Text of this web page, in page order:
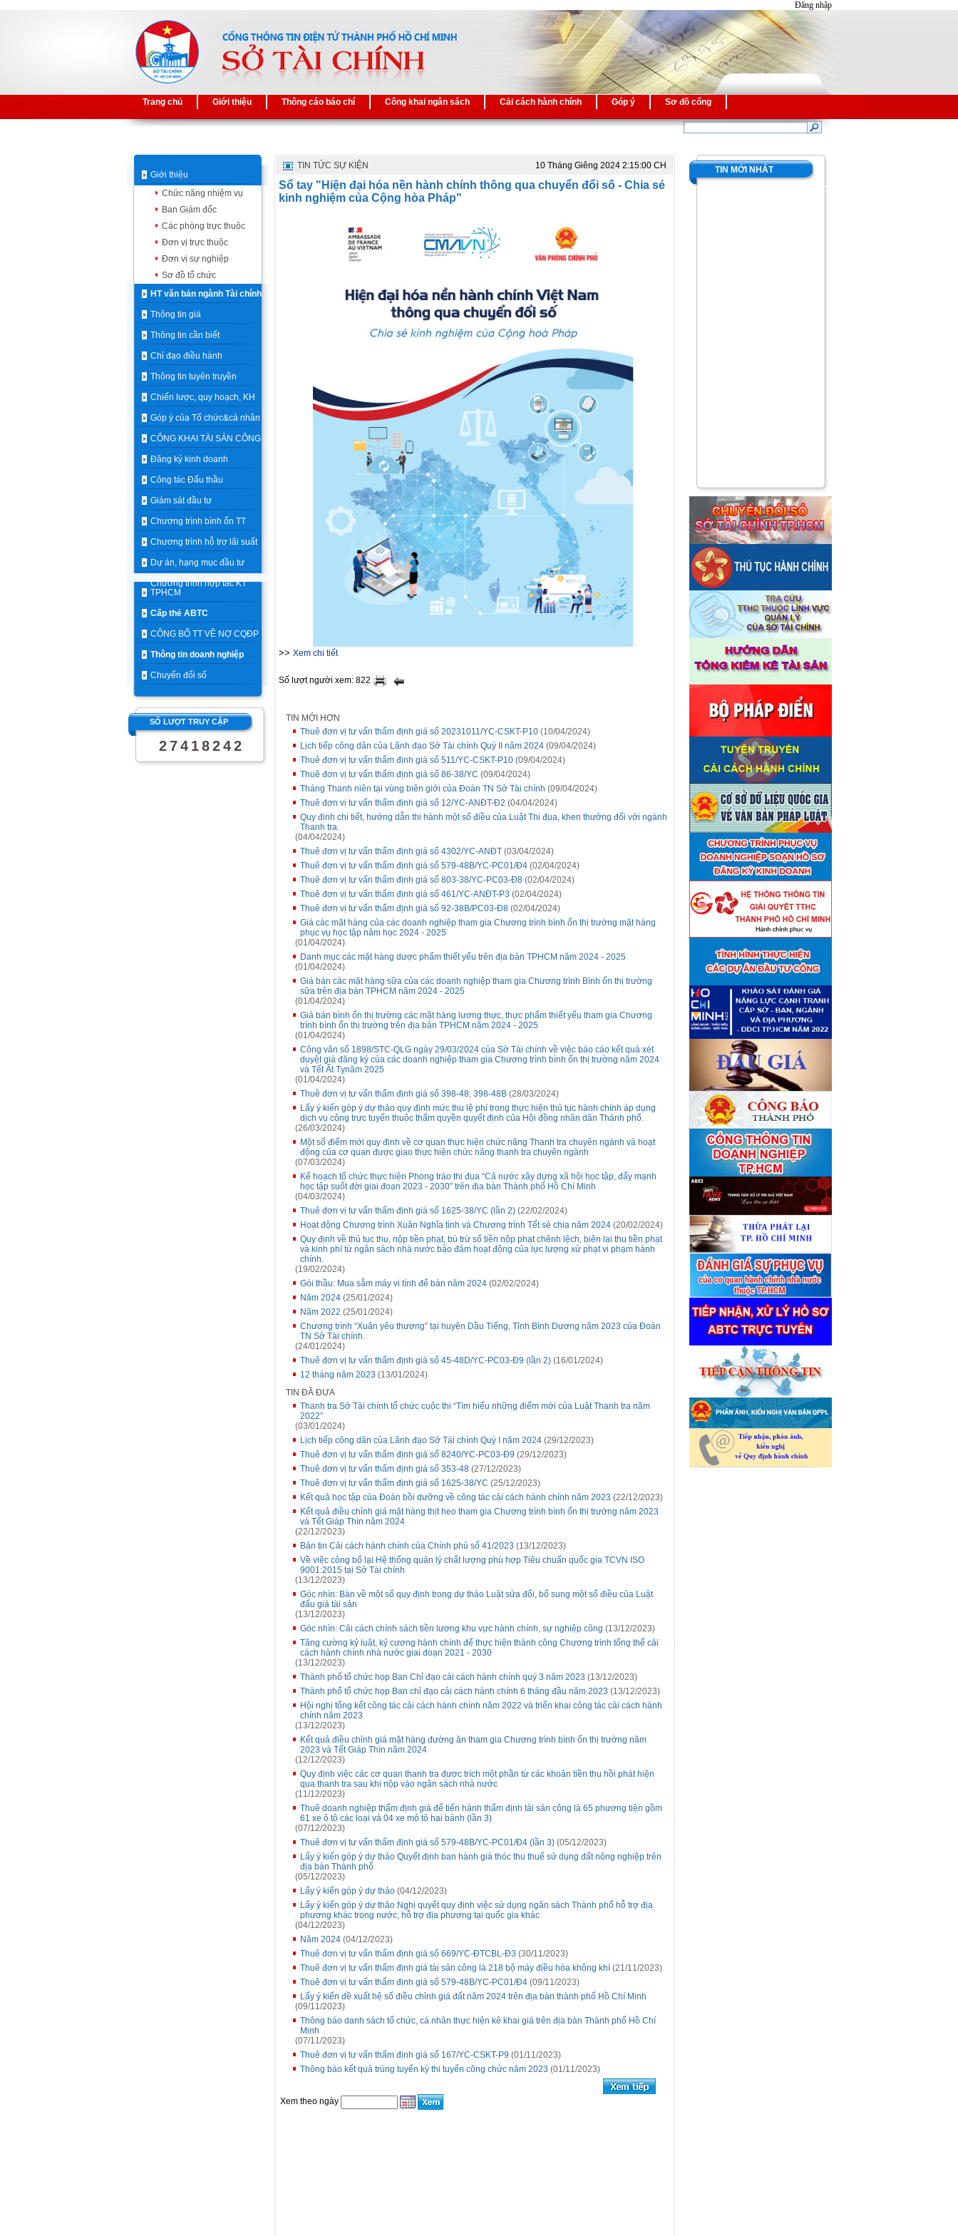
Đăng nhập
Trang chủ Giới thiệu Thông cáo báo chí Công khai ngân sách Cải cách hành chính Góp ý Sơ đồ cổng
Giới thiệu
Chức năng nhiệm vụ
Ban Giám đốc
Các phòng trực thuộc
Đơn vị trực thuộc
Đơn vị sự nghiệp
Sơ đồ tổ chức
HT văn bản ngành Tài chính
Thông tin giá
Thông tin cần biết
Chỉ đạo điều hành
Thông tin tuyên truyền
Chiến lược, quy hoạch, KH
Góp ý của Tổ chức&cá nhân
CÔNG KHAI TÀI SẢN CÔNG
Đăng ký kinh doanh
Công tác Đấu thầu
Giám sát đầu tư
Chương trình bình ổn TT
Chương trình hỗ trợ lãi suất
Dự án, hạng mục đầu tư
Chương trình hợp tác KT
TPHCM
Cấp thẻ ABTC
CÔNG BỐ TT VỀ NỢ CQĐP
Thông tin doanh nghiệp
Chuyển đổi số
SỐ LƯỢT TRUY CẬP
2 7 4 1 8 2 4 2
TIN TỨC SỰ KIỆN 10 Tháng Giêng 2024 2:15:00 CH
Sổ tay "Hiện đại hóa nền hành chính thông qua chuyển đổi số - Chia sẻ
kinh nghiệm của Cộng hòa Pháp"
>> Xem chi tiết
Số lượt người xem: 822
TIN MỚI HƠN
Thuê đơn vị tư vấn thẩm định giá số 20231011/YC-CSKT-P10 (10/04/2024)
Lịch tiếp công dân của Lãnh đạo Sở Tài chính Quý II năm 2024 (09/04/2024)
Thuê đơn vị tư vấn thẩm định giá số 511/YC-CSKT-P10 (09/04/2024)
Thuê đơn vị tư vấn thẩm định giá số 86-38/YC (09/04/2024)
Tháng Thanh niên tại vùng biên giới của Đoàn TN Sở Tài chính (09/04/2024)
Thuê đơn vị tư vấn thẩm định giá số 12/YC-ANĐT-Đ2 (04/04/2024)
Quy định chi tiết, hướng dẫn thi hành một số điều của Luật Thi đua, khen thưởng đối với ngành
Thanh tra.
(04/04/2024)
Thuê đơn vị tư vấn thẩm định giá số 4302/YC-ANĐT (03/04/2024)
Thuê đơn vị tư vấn thẩm định giá số 579-48B/YC-PC01/Đ4 (02/04/2024)
Thuê đơn vị tư vấn thẩm định giá số 803-38/YC-PC03-Đ8 (02/04/2024)
Thuê đơn vị tư vấn thẩm định giá số 461/YC-ANĐT-P3 (02/04/2024)
Thuê đơn vị tư vấn thẩm định giá số 92-38B/PC03-Đ8 (02/04/2024)
Giá các mặt hàng của các doanh nghiệp tham gia Chương trình bình ổn thị trường mặt hàng
phục vụ học tập năm học 2024 - 2025
(01/04/2024)
Danh mục các mặt hàng dược phẩm thiết yếu trên địa bàn TPHCM năm 2024 - 2025
(01/04/2024)
Giá bán các mặt hàng sữa của các doanh nghiệp tham gia Chương trình Bình ổn thị trường
sữa trên địa bàn TPHCM năm 2024 - 2025
(01/04/2024)
Giá bán bình ổn thị trường các mặt hàng lương thực, thực phẩm thiết yếu tham gia Chương
trình bình ổn thị trường trên địa bàn TPHCM năm 2024 - 2025
(01/04/2024)
Công văn số 1898/STC-QLG ngày 29/03/2024 của Sở Tài chính về việc báo cáo kết quả xét
duyệt giá đăng ký của các doanh nghiệp tham gia Chương trình bình ổn thị trường năm 2024
và Tết Ất Tỵnăm 2025
(01/04/2024)
Thuê đơn vị tư vấn thẩm định giá số 398-48; 398-48B (28/03/2024)
Lấy ý kiến góp ý dự thảo quy định mức thu lệ phí trong thực hiện thủ tục hành chính áp dụng
dịch vụ công trực tuyến thuộc thẩm quyền quyết định của Hội đồng nhân dân Thành phố.
(26/03/2024)
Một số điểm mới quy định về cơ quan thực hiện chức năng Thanh tra chuyên ngành và hoạt
động của cơ quan được giao thực hiện chức năng thanh tra chuyên ngành
(07/03/2024)
Kế hoạch tổ chức thực hiện Phong trào thi đua “Cả nước xây dựng xã hội học tập, đẩy mạnh
học tập suốt đời giai đoạn 2023 - 2030” trên địa bàn Thành phố Hồ Chí Minh
(04/03/2024)
Thuê đơn vị tư vấn thẩm định giá số 1625-38/YC (lần 2) (22/02/2024)
Hoạt động Chương trình Xuân Nghĩa tình và Chương trình Tết sẻ chia năm 2024 (20/02/2024)
Quy định về thủ tục thu, nộp tiền phạt, bù trừ số tiền nộp phạt chênh lệch, biên lai thu tiền phạt
và kinh phí từ ngân sách nhà nước bảo đảm hoạt động của lực lượng xử phạt vi phạm hành
chính.
(19/02/2024)
Gói thầu: Mua sắm máy vi tính để bàn năm 2024 (02/02/2024)
Năm 2024 (25/01/2024)
Năm 2022 (25/01/2024)
Chương trình “Xuân yêu thương” tại huyện Dầu Tiếng, Tỉnh Bình Dương năm 2023 của Đoàn
TN Sở Tài chính.
(24/01/2024)
Thuê đơn vị tư vấn thẩm định giá số 45-48D/YC-PC03-Đ9 (lần 2) (16/01/2024)
12 tháng năm 2023 (13/01/2024)
TIN ĐÃ ĐƯA
Thanh tra Sở Tài chính tổ chức cuộc thi “Tìm hiểu những điểm mới của Luật Thanh tra năm
2022”
(03/01/2024)
Lịch tiếp công dân của Lãnh đạo Sở Tài chính Quý I năm 2024 (29/12/2023)
Thuê đơn vị tư vấn thẩm định giá số 8240/YC-PC03-Đ9 (29/12/2023)
Thuê đơn vị tư vấn thẩm định giá số 353-48 (27/12/2023)
Thuê đơn vị tư vấn thẩm định giá số 1625-38/YC (25/12/2023)
Kết quả học tập của Đoàn bồi dưỡng về công tác cải cách hành chính năm 2023 (22/12/2023)
Kết quả điều chỉnh giá mặt hàng thịt heo tham gia Chương trình bình ổn thị trường năm 2023
và Tết Giáp Thìn năm 2024
(22/12/2023)
Bản tin Cải cách hành chính của Chính phủ số 41/2023 (13/12/2023)
Về việc công bố lại Hệ thống quản lý chất lượng phù hợp Tiêu chuẩn quốc gia TCVN ISO
9001:2015 tại Sở Tài chính
(13/12/2023)
Góc nhìn: Bàn về một số quy định trong dự thảo Luật sửa đổi, bổ sung một số điều của Luật
đấu giá tài sản
(13/12/2023)
Góc nhìn: Cải cách chính sách tiền lương khu vực hành chính, sự nghiệp công (13/12/2023)
Tăng cường kỷ luật, kỷ cương hành chính để thực hiện thành công Chương trình tổng thể cải
cách hành chính nhà nước giai đoạn 2021 - 2030
(13/12/2023)
Thành phố tổ chức họp Ban Chỉ đạo cải cách hành chính quý 3 năm 2023 (13/12/2023)
Thành phố tổ chức họp Ban chỉ đạo cải cách hành chính 6 tháng đầu năm 2023 (13/12/2023)
Hội nghị tổng kết công tác cải cách hành chính năm 2022 và triển khai công tác cải cách hành
chính năm 2023
(13/12/2023)
Kết quả điều chỉnh giá mặt hàng đường ăn tham gia Chương trình bình ổn thị trường năm
2023 và Tết Giáp Thìn năm 2024
(12/12/2023)
Quy định việc các cơ quan thanh tra được trích một phần từ các khoản tiền thu hồi phát hiện
qua thanh tra sau khi nộp vào ngân sách nhà nước
(11/12/2023)
Thuê doanh nghiệp thẩm định giá để tiến hành thẩm định tài sản công là 65 phương tiện gồm
61 xe ô tô các loại và 04 xe mô tô hai bánh (lần 3)
(07/12/2023)
Thuê đơn vị tư vấn thẩm định giá số 579-48B/YC-PC01/Đ4 (lần 3) (05/12/2023)
Lấy ý kiến góp ý dự thảo Quyết định ban hành giá thóc thu thuế sử dụng đất nông nghiệp trên
địa bàn Thành phố
(05/12/2023)
Lấy ý kiến góp ý dự thảo (04/12/2023)
Lấy ý kiến góp ý dự thảo Nghị quyết quy định việc sử dụng ngân sách Thành phố hỗ trợ địa
phương khác trong nước, hỗ trợ địa phương tại quốc gia khác
(04/12/2023)
Năm 2024 (04/12/2023)
Thuê đơn vị tư vấn thẩm định giá số 669/YC-ĐTCBL-Đ3 (30/11/2023)
Thuê đơn vị tư vấn thẩm định giá tài sản công là 218 bộ máy điều hòa không khí (21/11/2023)
Thuê đơn vị tư vấn thẩm định giá số 579-48B/YC-PC01/Đ4 (09/11/2023)
Lấy ý kiến đề xuất hệ số điều chỉnh giá đất năm 2024 trên địa bàn thành phố Hồ Chí Minh
(09/11/2023)
Thông báo danh sách tổ chức, cá nhân thực hiện kê khai giá trên địa bàn Thành phố Hồ Chí
Minh
(07/11/2023)
Thuê đơn vị tư vấn thẩm định giá số 167/YC-CSKT-P9 (01/11/2023)
Thông báo kết quả trúng tuyển kỳ thi tuyển công chức năm 2023 (01/11/2023)
Xem theo ngày
TIN MỚI NHẤT
Thuê đơn vị tư vấn thẩm định
giá tài sản theo 09 Yêu cầu
định giá tài sản (04/08)
■ Quyết định số 4489/QĐ-
UBND ngày 21 tháng 7 năm
2026 của Ủy ban nhân dân
Thành phố về việc công bố
danh mục thủ tục hành chính
bị bãi bỏ lĩnh vực Công nghệ
thông tin thuộc phạm vi chức
năng quản lý của Sở Tài
chính (27/07)
Quyết định số 4477/QĐ-
UBND ngày 20 tháng 7 năm
2026 của Ủy ban nhân dân
Thành phố về việc công bố
danh mục thủ tục hành chính
nội bộ mới ban hành lĩnh vực
Công nghệ thông tin thuộc
phạm vi chức năng quản lý
của Sở Tài chính (27/07)
■
Thuê đơn vị tư vấn thẩm định
giá số C45701 (lần 2)
(27/07)
Thuê đơn vị tư vấn thẩm định
giá số 38965 (27/07)